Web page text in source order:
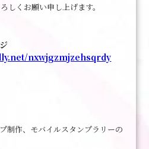
しくお願い申し上げます。
nxwjgzmjzehsqrdy
制作、モバイルスタンプラリーの